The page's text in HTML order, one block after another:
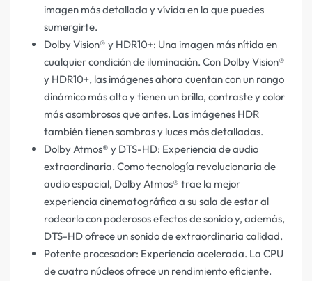
imagen más detallada y vívida en la que puedes
sumergirte.
Dolby Vision® y HDR10+: Una imagen más nítida en
cualquier condición de iluminación. Con Dolby Vision®
y HDR10+, las imágenes ahora cuentan con un rango
dinámico más alto y tienen un brillo, contraste y color
más asombrosos que antes. Las imágenes HDR
también tienen sombras y luces más detalladas.
Dolby Atmos® y DTS-HD: Experiencia de audio
extraordinaria. Como tecnología revolucionaria de
audio espacial, Dolby Atmos® trae la mejor
experiencia cinematográfica a su sala de estar al
rodearlo con poderosos efectos de sonido y, además,
DTS-HD ofrece un sonido de extraordinaria calidad.
Potente procesador: Experiencia acelerada. La CPU
de cuatro núcleos ofrece un rendimiento eficiente.